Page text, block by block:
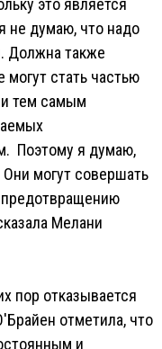
это является
не думаю, что надо
Должна также
стать частью
и тем самым
Поэтому я думаю,
могут совершать
Мелани
пор отказывается
отметила, что
и